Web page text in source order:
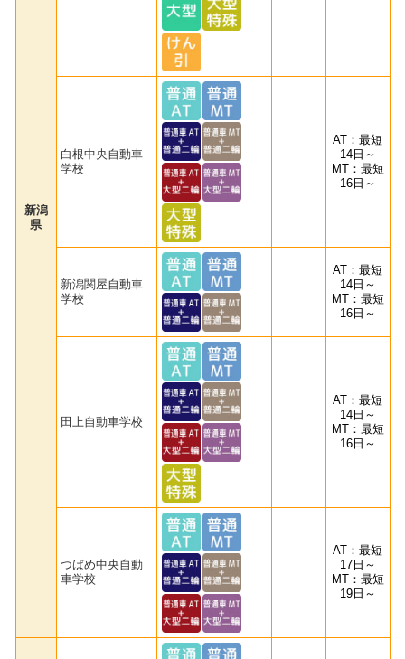
新潟
県
白根中央自動車
学校
AT：最短
14日～
MT：最短
16日～
新潟関屋自動車
学校
AT：最短
14日～
MT：最短
16日～
田上自動車学校
AT：最短
14日～
MT：最短
16日～
つばめ中央自動
車学校
AT：最短
17日～
MT：最短
19日～